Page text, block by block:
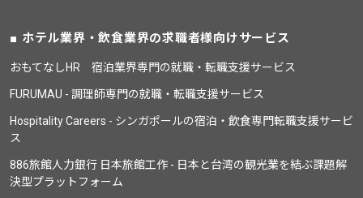
ホテル業界・飲食業界の求職者様向けサービス
おもてなしHR 宿泊業界専門の就職・転職支援サービス
FURUMAU - 調理師専門の就職・転職支援サービス
Hospitality Careers - シンガポールの宿泊・飲食専門転職支援サービ
ス
886旅館人力銀行 日本旅館工作 - 日本と台湾の観光業を結ぶ課題解
決型プラットフォーム